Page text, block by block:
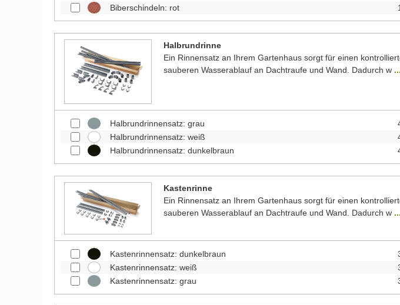
Biberschindeln: rot
Halbrundrinne
Ein Rinnensatz an Ihrem Gartenhaus sorgt für einen
sauberen Wasserablauf an Dachtraufe und Wand. Dadurch w
Halbrundrinnensatz: grau
Halbrundrinnensatz: weiß
Halbrundrinnensatz: dunkelbraun
Kastenrinne
Ein Rinnensatz an Ihrem Gartenhaus sorgt für einen
sauberen Wasserablauf an Dachtraufe und Wand. Dadurch w
Kastenrinnensatz: dunkelbraun
Kastenrinnensatz: weiß
Kastenrinnensatz: grau